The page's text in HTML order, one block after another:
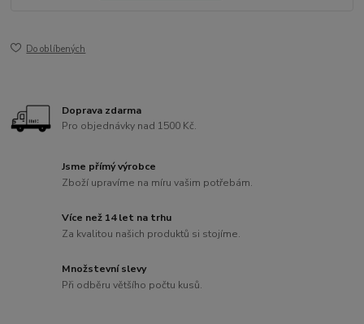
Do oblíbených
Doprava zdarma
Pro objednávky nad 1500 Kč.
Jsme přímý výrobce
Zboží upravíme na míru vašim potřebám.
Více než 14 let na trhu
Za kvalitou našich produktů si stojíme.
Množstevní slevy
Při odběru většího počtu kusů.